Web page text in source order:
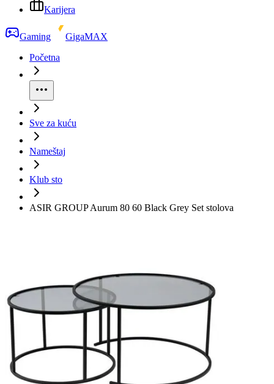
Karijera
Gaming
GigaMAX
Početna
Sve za kuću
Nameštaj
Klub sto
ASIR GROUP Aurum 80 60 Black Grey Set stolova